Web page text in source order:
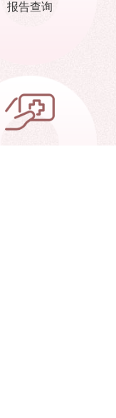
报告查询